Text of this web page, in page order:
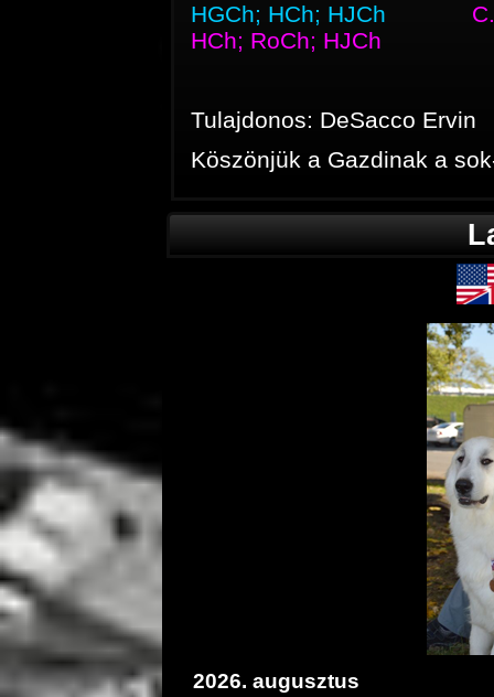
HGCh; HCh; HJCh
HCh; RoCh; HJCh
Tulajdonos: DeSacco Ervin
Köszönjük a Gazdinak a
2026. augusztus